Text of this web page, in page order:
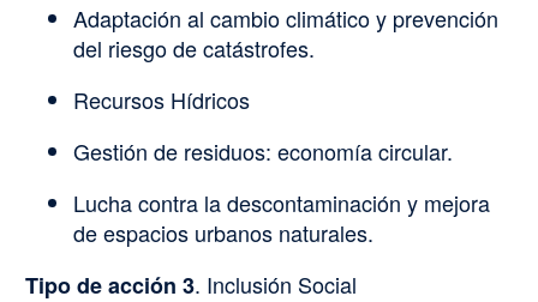
Adaptación al cambio climático y prevención
del riesgo de catástrofes.
Recursos Hídricos
Gestión de residuos: economía circular.
Lucha contra la descontaminación y mejora
de espacios urbanos naturales.
Tipo de acción 3. Inclusión Social